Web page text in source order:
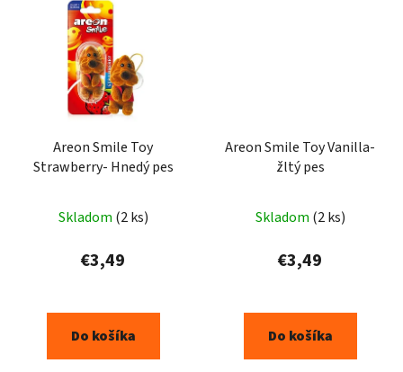
Areon Smile Toy
Strawberry- Hnedý pes
Skladom (2 ks)
€3,49
Do košíka
Areon Smile Toy Vanilla-
žltý pes
Skladom (2 ks)
€3,49
Do košíka